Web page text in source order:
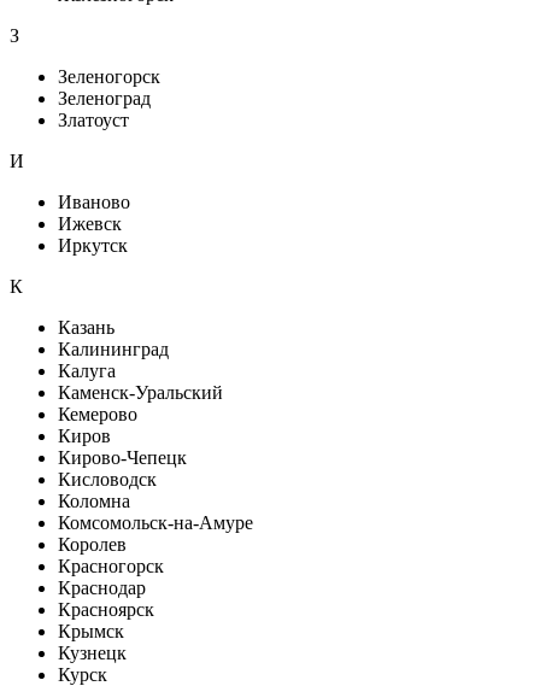
З
Зеленогорск
Зеленоград
Златоуст
И
Иваново
Ижевск
Иркутск
К
Казань
Калининград
Калуга
Каменск-Уральский
Кемерово
Киров
Кирово-Чепецк
Кисловодск
Коломна
Комсомольск-на-Амуре
Королев
Красногорск
Краснодар
Красноярск
Крымск
Кузнецк
Курск